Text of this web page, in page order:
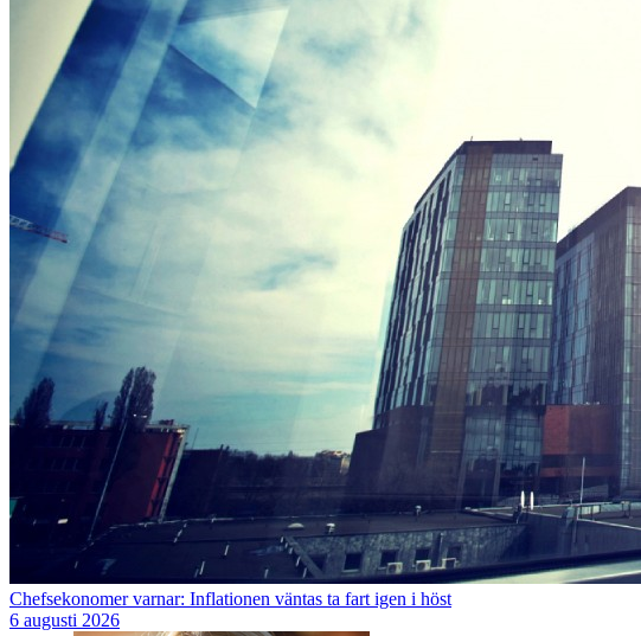
Chefsekonomer varnar: Inflationen väntas ta fart igen i höst
6 augusti 2026